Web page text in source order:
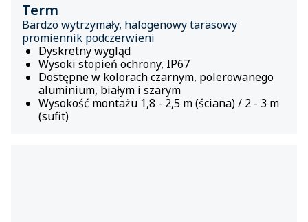
Term
Bardzo wytrzymały, halogenowy tarasowy
promiennik podczerwieni
Dyskretny wygląd
Wysoki stopień ochrony, IP67
Dostępne w kolorach czarnym, polerowanego
aluminium, białym i szarym
Wysokość montażu 1,8 - 2,5 m (ściana) / 2 - 3 m
(sufit)